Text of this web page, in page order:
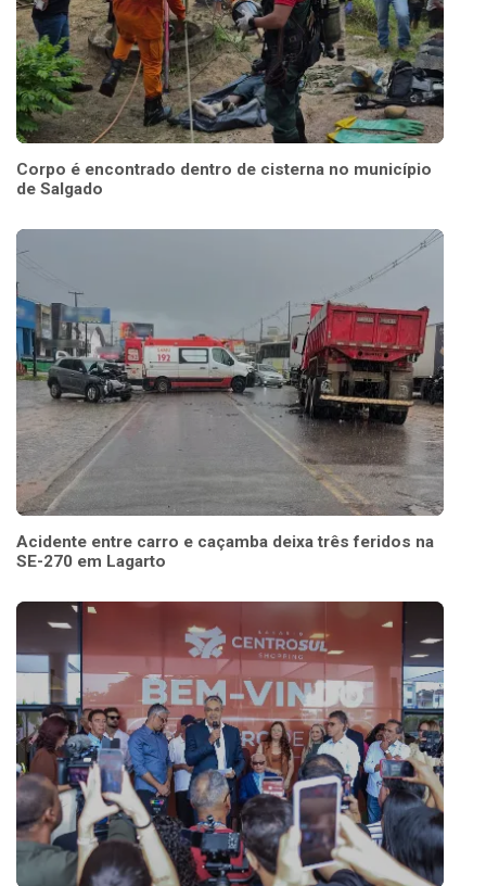
Corpo é encontrado dentro de cisterna no município
de Salgado
Acidente entre carro e caçamba deixa três feridos na
SE-270 em Lagarto